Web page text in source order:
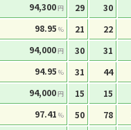
94,300円 29 30
98.95 % 21 22
94,000円 30 31
94.95 % 31 44
94,000円 15 15
97.41 % 50 78